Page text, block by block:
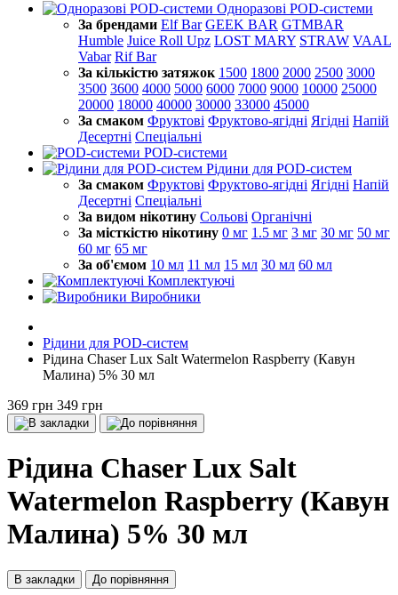
Одноразові POD-системи
За брендами Elf Bar GEEK BAR GTMBAR
Humble Juice Roll Upz LOST MARY STRAW VAAL
Vabar Rif Bar
За кількістю затяжок 1500 1800 2000 2500 3000
3500 3600 4000 5000 6000 7000 9000 10000 25000
20000 18000 40000 30000 33000 45000
За смаком Фруктові Фруктово-ягідні Ягідні Напій
Десертні Спеціальні
POD-системи
Рідини для POD-систем
За смаком Фруктові Фруктово-ягідні Ягідні Напій
Десертні Спеціальні
За видом нікотину Сольові Органічні
За місткістю нікотину 0 мг 1.5 мг 3 мг 30 мг 50 мг
60 мг 65 мг
За об'ємом 10 мл 11 мл 15 мл 30 мл 60 мл
Комплектуючі
Виробники
Рідини для POD-систем
Рідина Chaser Lux Salt Watermelon Raspberry (Кавун
Малина) 5% 30 мл
369 грн 349 грн
Рідина Chaser Lux Salt
Watermelon Raspberry (Кавун
Малина) 5% 30 мл
В закладки До порівняння